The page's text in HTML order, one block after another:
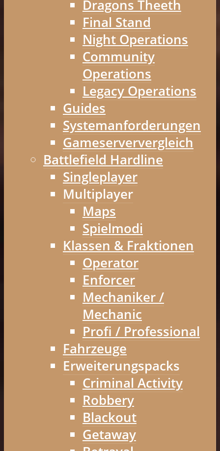
Dragons Theeth
Final Stand
Night Operations
Community
Operations
Legacy Operations
Guides
Systemanforderungen
Gameserververgleich
Battlefield Hardline
Singleplayer
Multiplayer
Maps
Spielmodi
Klassen & Fraktionen
Operator
Enforcer
Mechaniker /
Mechanic
Profi / Professional
Fahrzeuge
Erweiterungspacks
Criminal Activity
Robbery
Blackout
Getaway